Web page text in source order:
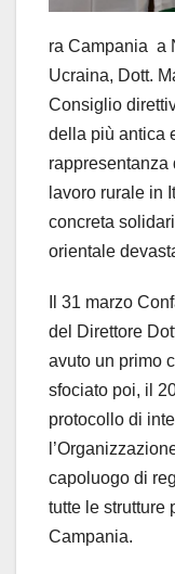
ra Campania a
Ucraina, Dott.
Consiglio
della più antica
rappresentanza
lavoro rurale in
concreta
orientale
Il 31 marzo
del Direttore
avuto un primo
sfociato poi, il
protocollo di
capoluogo di
tutte le strutture
Campania.